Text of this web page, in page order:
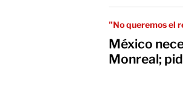
"No queremos el
México
Monreal;